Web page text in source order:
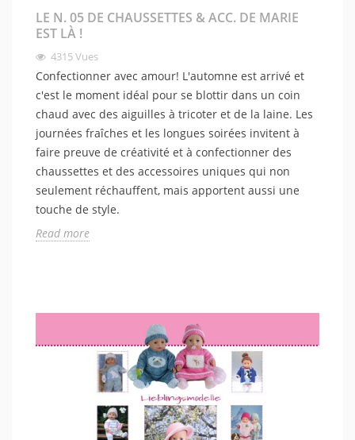
LE N. 05 DE CHAUSSETTES & ACC. DE MARIE
EST LÀ !
4315Vues
Confectionner avec amour! L'automne est arrivé et
c'est le moment idéal pour se blottir dans un coin
chaud avec des aiguilles à tricoter et de la laine. Les
journées fraîches et les longues soirées invitent à
faire preuve de créativité et à confectionner des
chaussettes et des accessoires uniques qui non
seulement réchauffent, mais apportent aussi une
touche de style.
Read more